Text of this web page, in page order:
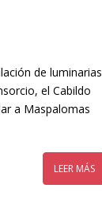
de luminarias
el Cabildo
a Maspalomas
LEER MÁS